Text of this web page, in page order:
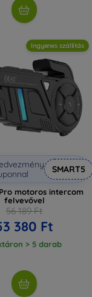
Ingyenes szállítás
SMART5
motoros intercom
felvevővel
56 189 Ft
380 Ft
> 5 darab